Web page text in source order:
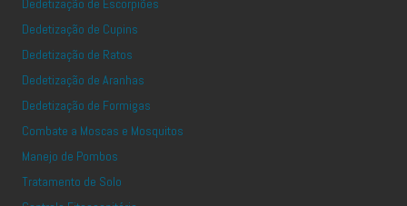
Dedetização de Escorpiões
Dedetização de Cupins
Dedetização de Ratos
Dedetização de Aranhas
Dedetização de Formigas
Combate a Moscas e Mosquitos
Manejo de Pombos
Tratamento de Solo